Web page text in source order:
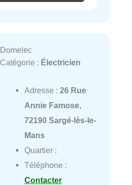
Domelec
Catégorie : Électricien
Adresse : 26 Rue
Annie Famose,
72190 Sargé-lès-le-
Mans
Quartier :
Téléphone :
Contacter